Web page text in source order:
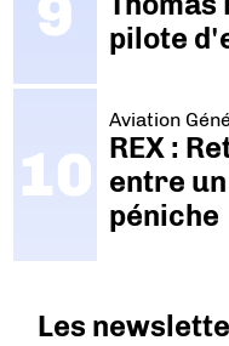
pilote
Aviation
REX :
entre
péniche
Les